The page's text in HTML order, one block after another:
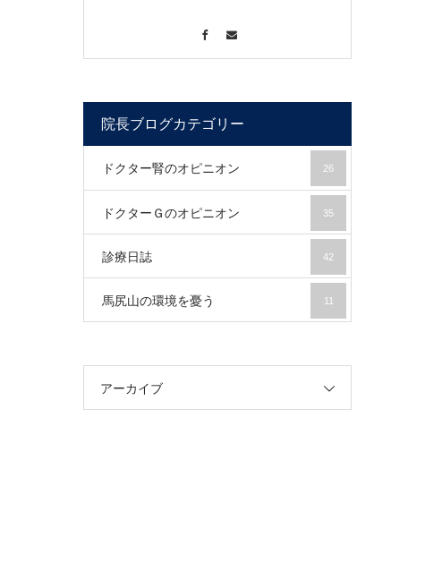
院長ブログカテゴリー
ドクター腎のオピニオン 26
ドクターＧのオピニオン 35
診療日誌 42
馬尻山の環境を憂う 11
アーカイブ